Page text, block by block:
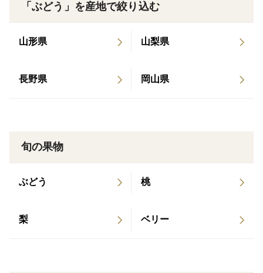
は、当園より最も確実な配送方法と金額を事前にメッ
ご自宅用・ギフト用など、複数箱をまとめてお届けす
箱の組み合わせやサイズ変更に伴い、システムの基本
前にメッセージにて最終金額をご案内いたします。
「ぶどう」を産地で絞り込む
山形県 山梨県
長野県 岡山県
旬の果物
ぶどう 桃
梨 ベリー